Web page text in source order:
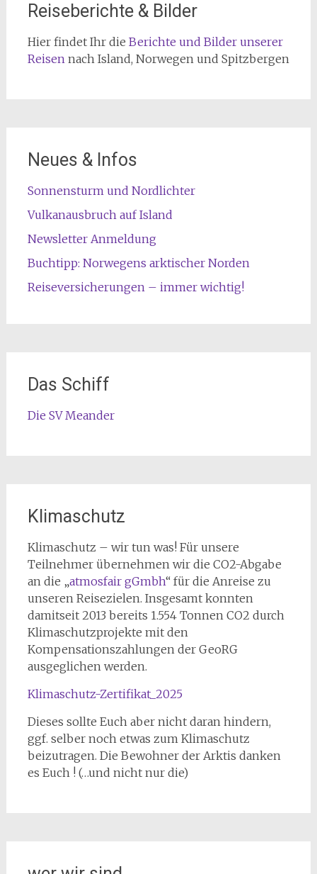
Reiseberichte & Bilder
Hier findet Ihr die Berichte und Bilder unserer
Reisennach Island, Norwegen und Spitzbergen
Neues & Infos
Sonnensturm und Nordlichter
Vulkanausbruch auf Island
Newsletter Anmeldung
Buchtipp: Norwegens arktischer Norden
Reiseversicherungen – immer wichtig!
Das Schiff
Die SV Meander
Klimaschutz
Klimaschutz – wir tun was! Für unsere
Teilnehmer übernehmen wir die CO2-Abgabe
an die „atmosfair gGmbh“ für die Anreise zu
unseren Reisezielen. Insgesamt konnten
damitseit 2013 bereits 1.554 Tonnen CO2 durch
Klimaschutzprojekte mit den
Kompensationszahlungen der GeoRG
ausgeglichen werden.
Klimaschutz-Zertifikat_2025
Dieses sollte Euch aber nicht daran hindern,
ggf. selber noch etwas zum Klimaschutz
beizutragen. Die Bewohner der Arktis danken
es Euch ! (…und nicht nur die)